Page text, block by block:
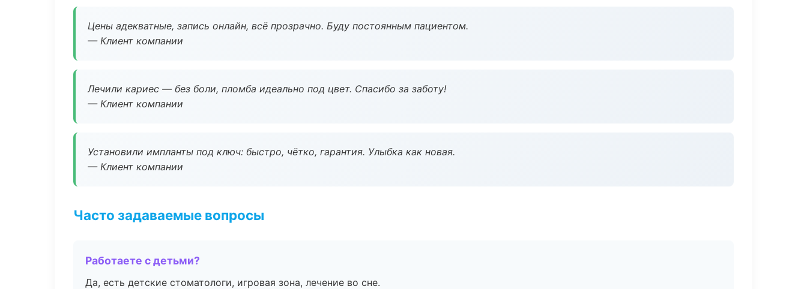
Цены адекватные, запись онлайн, всё прозрачно. Буду постоянным пациентом.
— Клиент компании
Лечили кариес — без боли, пломба идеально под цвет. Спасибо за заботу!
— Клиент компании
Установили импланты под ключ: быстро, чётко, гарантия. Улыбка как новая.
— Клиент компании
Часто задаваемые вопросы
Работаете с детьми?
Да, есть детские стоматологи, игровая зона, лечение во сне.